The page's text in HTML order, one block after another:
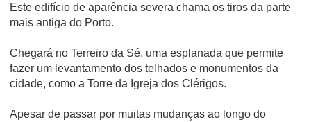
Este edifício de aparência severa chama os tiros da parte
mais antiga do Porto.
Chegará no Terreiro da Sé, uma esplanada que permite
fazer um levantamento dos telhados e monumentos da
cidade, como a Torre da Igreja dos Clérigos.
Apesar de passar por muitas mudanças ao longo do